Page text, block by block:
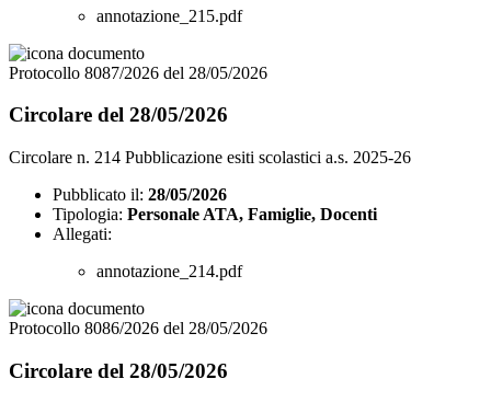
annotazione_215.pdf
Protocollo 8087/2026 del 28/05/2026
Circolare del 28/05/2026
Circolare n. 214 Pubblicazione esiti scolastici a.s. 2025-26
Pubblicato il: 28/05/2026
Tipologia: Personale ATA, Famiglie, Docenti
Allegati:
annotazione_214.pdf
Protocollo 8086/2026 del 28/05/2026
Circolare del 28/05/2026